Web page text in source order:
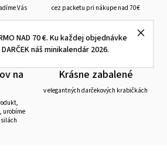
NAD 70 €. Ku každej objednávke
náš minikalendár 2026.
Vás
cez packetu pri nákupe nad 70€
na
urobíme
Krásne zabalené
v elegantných darčekových krabičkách